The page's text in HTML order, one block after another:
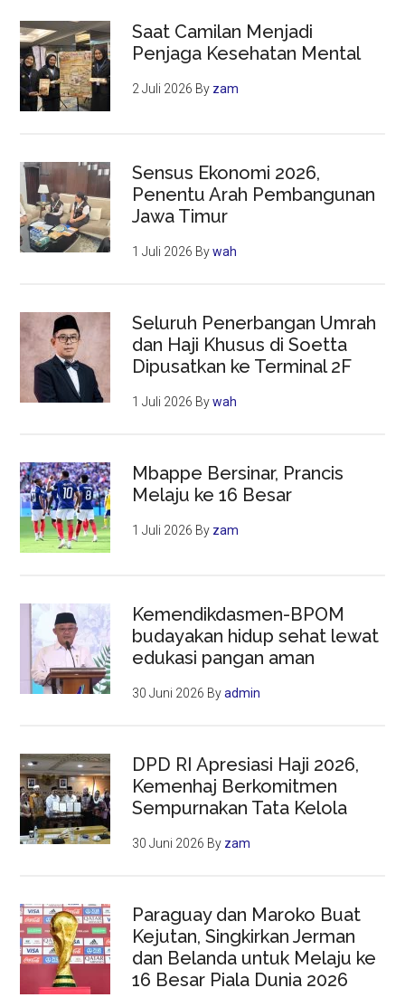
Saat Camilan Menjadi
Penjaga Kesehatan Mental
2 Juli 2026 By zam
Sensus Ekonomi 2026,
Penentu Arah Pembangunan
Jawa Timur
1 Juli 2026 Bywah
Seluruh Penerbangan Umrah
dan Haji Khusus di Soetta
Dipusatkan ke Terminal 2F
1 Juli 2026 Bywah
Mbappe Bersinar, Prancis
Melaju ke 16 Besar
1 Juli 2026 By zam
Kemendikdasmen-BPOM
budayakan hidup sehat lewat
edukasi pangan aman
30 Juni 2026 Byadmin
DPD RI Apresiasi Haji 2026,
Kemenhaj Berkomitmen
Sempurnakan Tata Kelola
30 Juni 2026 By zam
Paraguay dan Maroko Buat
Kejutan, Singkirkan Jerman
dan Belanda untuk Melaju ke
16 Besar Piala Dunia 2026